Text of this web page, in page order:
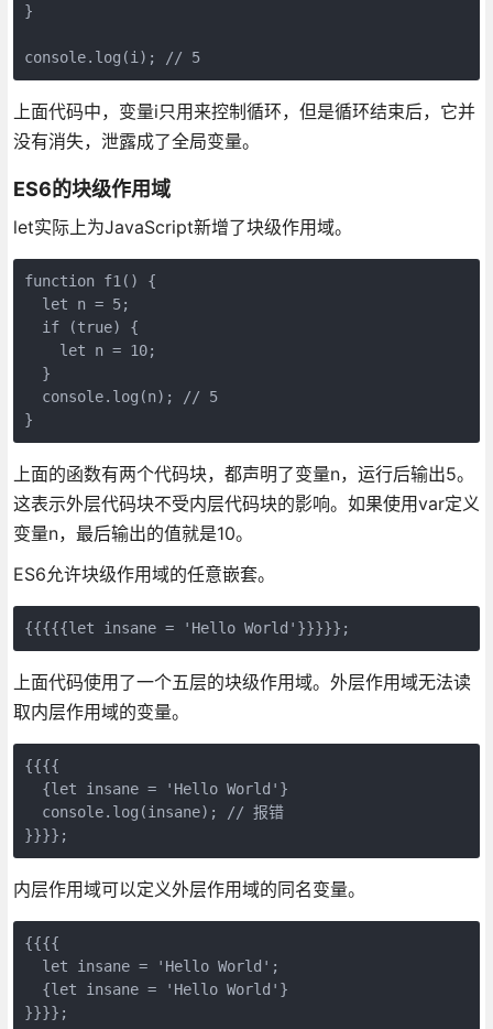
}
console.log(i); // 5
上面代码中，变量i只用来控制循环，但是循环结束后，它并
没有消失，泄露成了全局变量。
ES6的块级作用域
let实际上为JavaScript新增了块级作用域。
function f1() {
  let n = 5;
  if (true) {
    let n = 10;
  }
  console.log(n); // 5
上面的函数有两个代码块，都声明了变量n，运行后输出5。
这表示外层代码块不受内层代码块的影响。如果使用var定义
变量n，最后输出的值就是10。
ES6允许块级作用域的任意嵌套。
上面代码使用了一个五层的块级作用域。外层作用域无法读
取内层作用域的变量。
{{{{
  {let insane = 'Hello World'}
  console.log(insane); // 报错
内层作用域可以定义外层作用域的同名变量。
{{{{
  let insane = 'Hello World';
  {let insane = 'Hello World'}